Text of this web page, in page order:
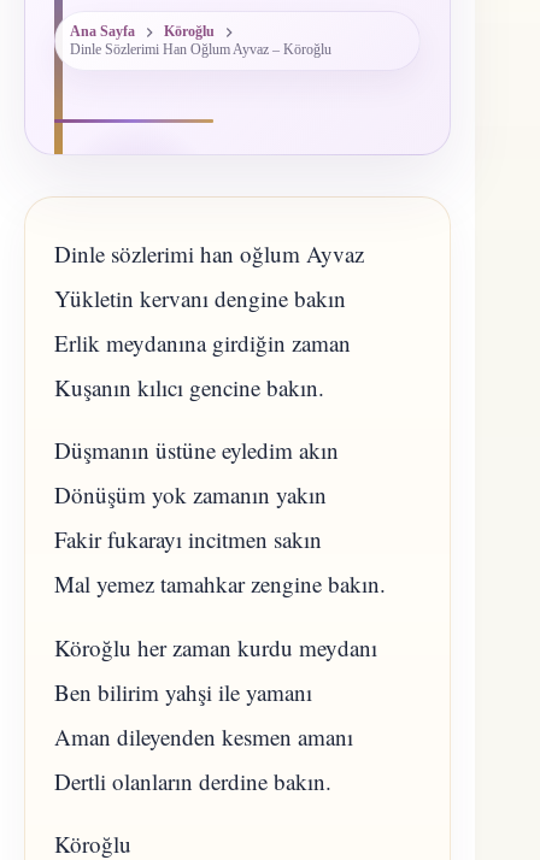
Ana Sayfa
Köroğlu
Dinle Sözlerimi Han Oğlum Ayvaz – Köroğlu
Dinle sözlerimi han oğlum Ayvaz
Yükletin kervanı dengine bakın
Erlik meydanına girdiğin zaman
Kuşanın kılıcı gencine bakın.
Düşmanın üstüne eyledim akın
Dönüşüm yok zamanın yakın
Fakir fukarayı incitmen sakın
Mal yemez tamahkar zengine bakın.
Köroğlu her zaman kurdu meydanı
Ben bilirim yahşi ile yamanı
Aman dileyenden kesmen amanı
Dertli olanların derdine bakın.
Köroğlu